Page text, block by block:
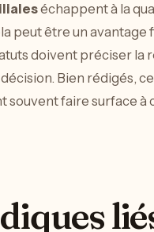
échappent à la
peut être un avantage
doivent préciser
Bien rédigés,
faire surface à